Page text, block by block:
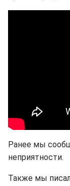
Ранее мы
неприятности.
Также мы